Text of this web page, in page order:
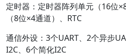
定时器：定时器阵列单元（16位
（8位×4通道）、RTC
通信外设：3个UART、2个异步
I2C、6个简化I2C